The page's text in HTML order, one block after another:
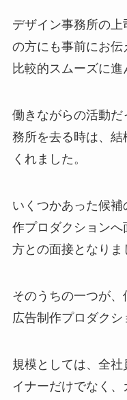
デザイン事務所の
の方にも事前にお
比較的スムーズに進
働きながらの活動
務所を去る時は、
くれました。
いくつかあった候補
作プロダクション
方との面接となりま
そのうちの一つが
広告制作プロダクシ
規模としては、全
イナーだけでなく